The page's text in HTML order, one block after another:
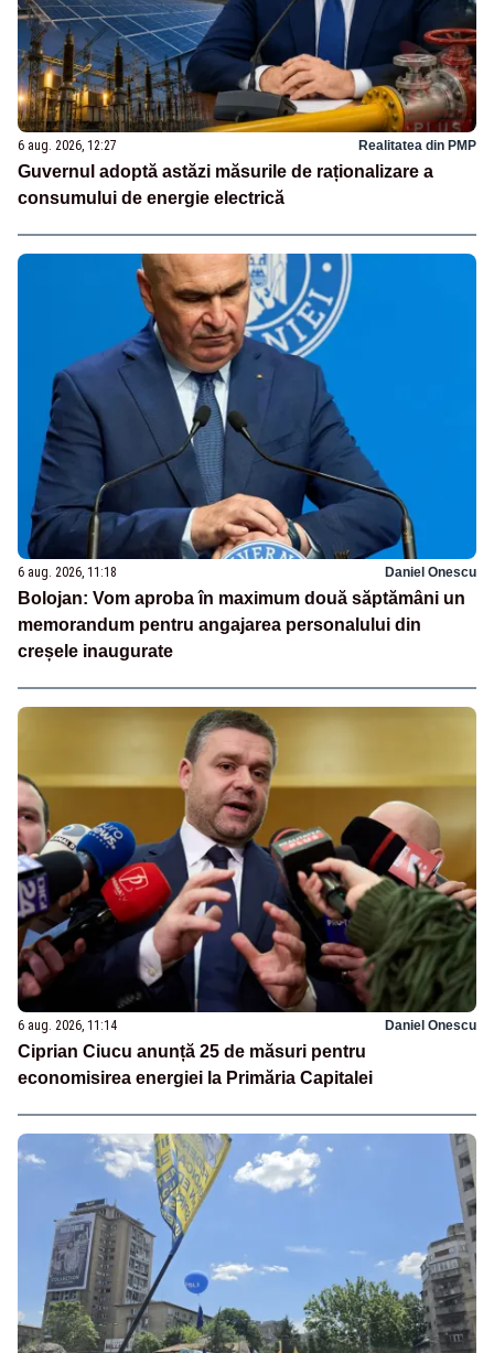
6 aug. 2026, 12:27 Realitatea din PMP
Guvernul adoptă astăzi măsurile de raționalizare a
consumului de energie electrică
6 aug. 2026, 11:18 Daniel Onescu
Bolojan: Vom aproba în maximum două săptămâni un
memorandum pentru angajarea personalului din
creșele inaugurate
6 aug. 2026, 11:14 Daniel Onescu
Ciprian Ciucu anunță 25 de măsuri pentru
economisirea energiei la Primăria Capitalei